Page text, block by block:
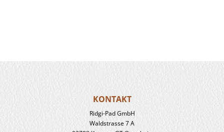
KONTAKT
Ridgi-Pad GmbH
Waldstrasse 7 A